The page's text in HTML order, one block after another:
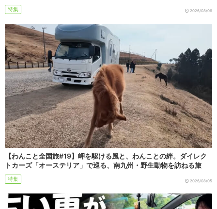
特集 2026/08/06
【わんこと全国旅#19】岬を駆ける風と、わんことの絆。ダイレク
トカーズ「オーステリア」で巡る、南九州・野生動物を訪ねる旅
特集 2026/08/05